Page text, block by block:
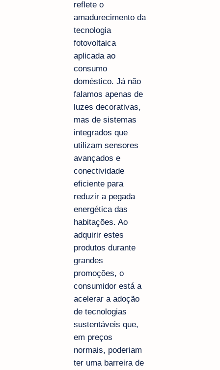
reflete o
amadurecimento da
tecnologia
fotovoltaica
aplicada ao
consumo
doméstico. Já não
falamos apenas de
luzes decorativas,
mas de sistemas
integrados que
utilizam sensores
avançados e
conectividade
eficiente para
reduzir a pegada
energética das
habitações. Ao
adquirir estes
produtos durante
grandes
promoções, o
consumidor está a
acelerar a adoção
de tecnologias
sustentáveis que,
em preços
normais, poderiam
ter uma barreira de